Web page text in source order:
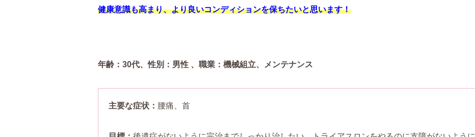
健康意識も高まり、より良いコンディションを保ちたいと思います！
年齢：30代、性別：男性 、職業：機械組立、メンテナンス
主要な症状： 腰痛、首